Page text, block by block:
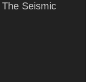
Seismic